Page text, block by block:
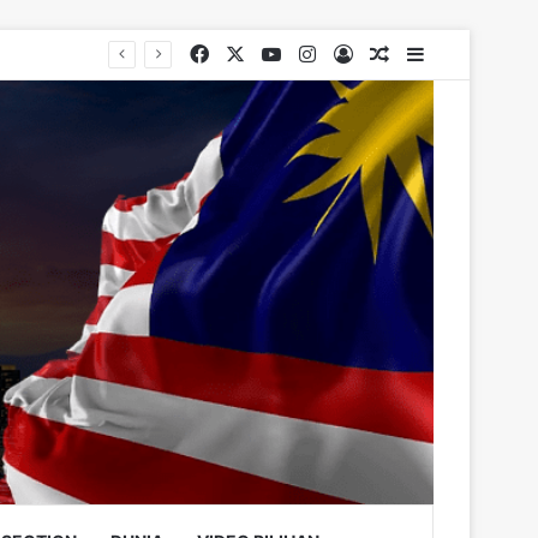
Facebook YouTubeInstagram
Log InRandom Article